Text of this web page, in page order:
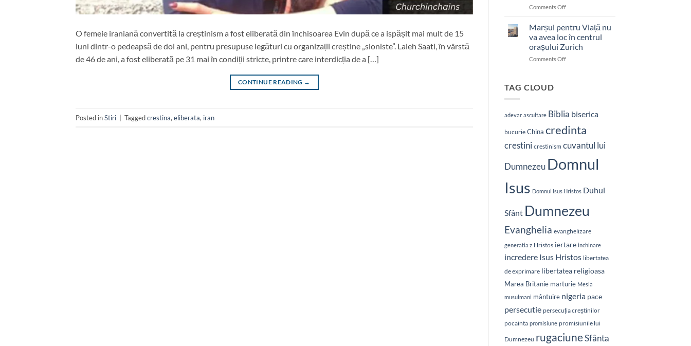
O femeie iraniană convertită la creștinism a fost eliberată din închisoarea Evin după ce a ispășit mai mult de 15
luni dintr-o pedeapsă de doi ani, pentru presupuse legături cu organizații creștine „sioniste”. Laleh Saati, în vârstă
de 46 de ani, a fost eliberată pe 31 mai în condiții stricte, printre care interdicția de a […]
CONTINUE READING →
Posted inStiri Taggedcrestina, eliberata, iran
Comments Offon
bătut
cu
brutalitate
în
Nepal:
L
pe
Marșul pentru Viață nu
va avea loc în centrul
orașului Zurich
Comments Offon
avea
loc
în
orașului
TAG CLOUD
adevar ascultare Biblia biserica
bucurie China credinta
crestini crestinism cuvantul lui
Dumnezeu Domnul
Isus Domnul Isus Hristos Duhul
Sfânt Dumnezeu
Evanghelia evanghelizare
generatia z Hristos iertare inchinare
incredere Isus Hristos libertatea
de exprimare libertatea religioasa
Marea Britanie marturie Mesia
musulmani mântuire nigeria pace
persecutie persecuția creștinilor
pocainta promisiune promisiunile lui
Dumnezeu rugaciuneSfânta